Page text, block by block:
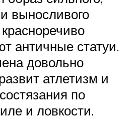
выносливого
античные статуи.
довольно
атлетизм и
по
и ловкости.